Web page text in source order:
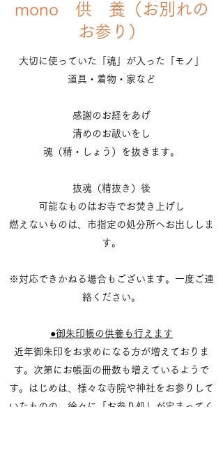
mono 供 養（お別れの
お参り）
大切に使っていた「魂」が入った「モノ」
道具・着物・家など
感謝のお経をあげ
清めのお祓いをし
​魂（精・しょう）を抜きます。
抜魂（精抜き）後
可能なものはお寺でお焚き上げし
燃えないものは、市指定の処分所へお出ししま
す。
​※対応できかねる場合もございます。一度ご連
絡ください。
●御朱印帳の供養も行えます
近年御朱印をお求めになる方が増えておりま
す。次第にお帳面の冊数も増えているようで
す。はじめは、様々な寺院や神社をお参りして
いたものの、徐々に「お参り処」が定まってく